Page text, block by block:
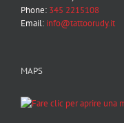
Phone: 345 2215108
Email: info@tattoorudy.it
MAPS